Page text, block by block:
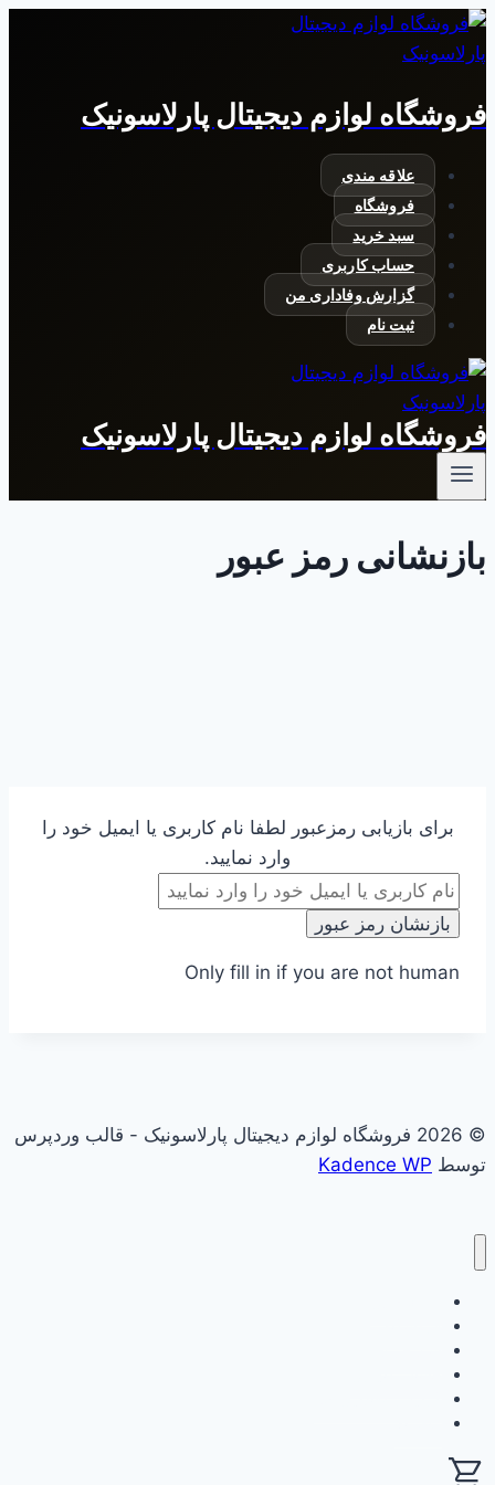
بازگشت
به
فروشگاه لوازم دیجیتال پارلاسونیک
علاقه مندی
فروشگاه
سبد خرید
حساب کاربری
گزارش وفاداری من
ثبت نام
فروشگاه لوازم دیجیتال پارلاسونیک
بازنشانی رمز عبور
برای بازیابی رمزعبور لطفا نام کاربری یا ایمیل خود را
وارد نمایید.
Only fill in if you are not human
© 2026 فروشگاه لوازم دیجیتال پارلاسونیک - قالب وردپرس
توسط Kadence WP